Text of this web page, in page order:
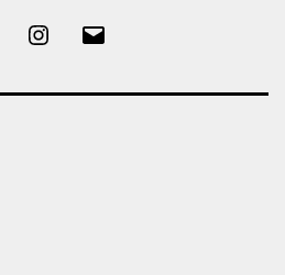
FacebookInstagram